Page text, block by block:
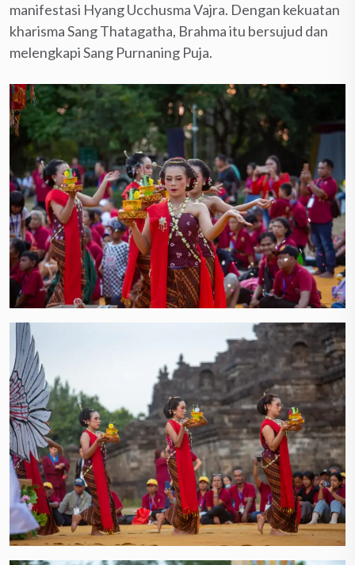
manifestasi Hyang Ucchusma Vajra. Dengan kekuatan
kharisma Sang Thatagatha, Brahma itu bersujud dan
melengkapi Sang Purnaning Puja.